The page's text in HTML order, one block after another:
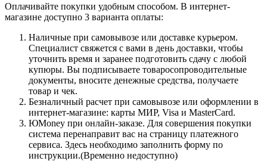
Оплачивайте покупки удобным способом. В интернет-
магазине доступно 3 варианта оплаты:
Наличные при самовывозе или доставке курьером.
Специалист свяжется с вами в день доставки, чтобы
уточнить время и заранее подготовить сдачу с любой
купюры. Вы подписываете товаросопроводительные
документы, вносите денежные средства, получаете
товар и чек.
Безналичный расчет при самовывозе или оформлении в
интернет-магазине: карты МИР, Visa и MasterCard.
ЮMoney при онлайн-заказе. Для совершения покупки
система перенаправит вас на страницу платежного
сервиса. Здесь необходимо заполнить форму по
инструкции.(Временно недоступно)